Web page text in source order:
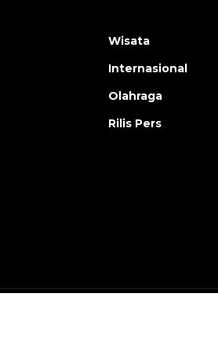
Wisata
Internasional
Olahraga
Rilis Pers